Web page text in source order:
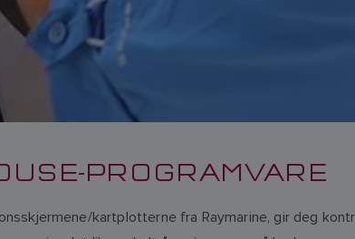
PROGRAMVARE
kartplotterne fra Raymarine, gir deg